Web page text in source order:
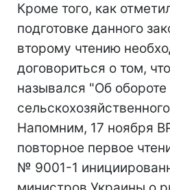
Кроме того, как
подготовке данного
второму чтению
договориться о том,
назывался "Об обороте
Напомним, 17 ноября
повторное первое
№ 9001-1